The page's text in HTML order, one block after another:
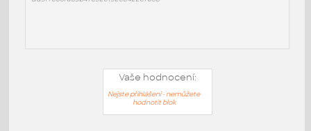
Vaše hodnocení:
Nejste přihlášeni - nemůžete
hodnotit blok